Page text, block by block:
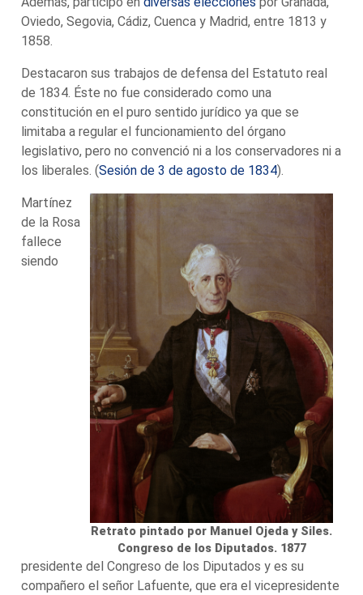
Oviedo, Segovia, Cádiz, Cuenca y Madrid, entre 1813 y
1858.
Destacaron sus trabajos de defensa del Estatuto real
de 1834. Éste no fue considerado como una
constitución en el puro sentido jurídico ya que se
limitaba a regular el funcionamiento del órgano
legislativo, pero no convenció ni a los conservadores ni a
los liberales. (Sesión de 3 de agosto de 1834).
Retrato pintado por Manuel Ojeda y Siles.
Congreso de los Diputados. 1877
Martínez
de la Rosa
fallece
siendo
presidente del Congreso de los Diputados y es su
compañero el señor Lafuente, que era el vicepresidente